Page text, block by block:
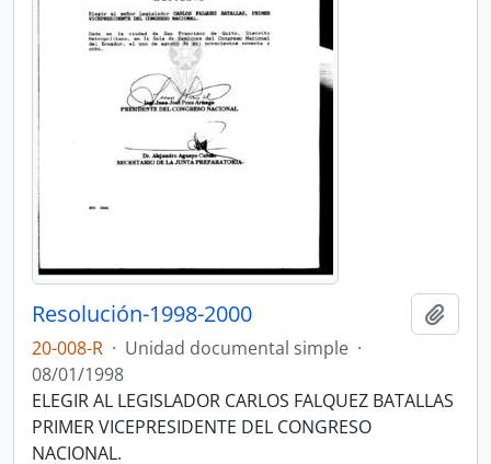
Resolución-1998-2000
20-008-R · Unidad documental simple ·
08/01/1998
ELEGIR AL LEGISLADOR CARLOS FALQUEZ BATALLAS
PRIMER VICEPRESIDENTE DEL CONGRESO
NACIONAL.